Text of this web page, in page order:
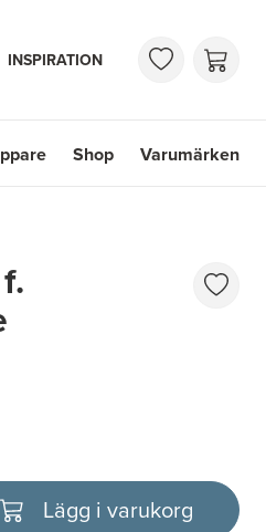
INSPIRATION
Shop Varumärken
Lägg i varukorg